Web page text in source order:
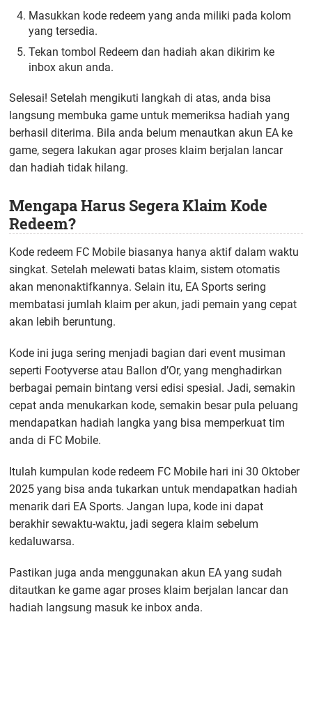
Masukkan kode redeem yang anda miliki pada kolom
yang tersedia.
Tekan tombol Redeem dan hadiah akan dikirim ke
inbox akun anda.
Selesai! Setelah mengikuti langkah di atas, anda bisa
langsung membuka game untuk memeriksa hadiah yang
berhasil diterima. Bila anda belum menautkan akun EA ke
game, segera lakukan agar proses klaim berjalan lancar
dan hadiah tidak hilang.
Mengapa Harus Segera Klaim Kode
Redeem?
Kode redeem FC Mobile biasanya hanya aktif dalam waktu
singkat. Setelah melewati batas klaim, sistem otomatis
akan menonaktifkannya. Selain itu, EA Sports sering
membatasi jumlah klaim per akun, jadi pemain yang cepat
akan lebih beruntung.
Kode ini juga sering menjadi bagian dari event musiman
seperti Footyverse atau Ballon d’Or, yang menghadirkan
berbagai pemain bintang versi edisi spesial. Jadi, semakin
cepat anda menukarkan kode, semakin besar pula peluang
mendapatkan hadiah langka yang bisa memperkuat tim
anda di FC Mobile.
Itulah kumpulan kode redeem FC Mobile hari ini 30 Oktober
2025 yang bisa anda tukarkan untuk mendapatkan hadiah
menarik dari EA Sports. Jangan lupa, kode ini dapat
berakhir sewaktu-waktu, jadi segera klaim sebelum
kedaluwarsa.
Pastikan juga anda menggunakan akun EA yang sudah
ditautkan ke game agar proses klaim berjalan lancar dan
hadiah langsung masuk ke inbox anda.